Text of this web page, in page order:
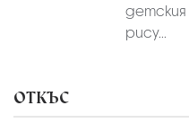
детския
рису...
ОТКЪС